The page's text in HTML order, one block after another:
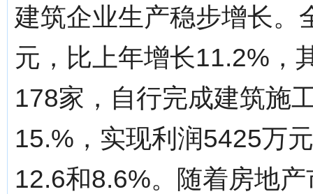
建筑企业生产稳步增长。
元，比上年增长11.2%，
178家，自行完成建筑施
15.%，实现利润5425万
12.6和8.6%。随着房地